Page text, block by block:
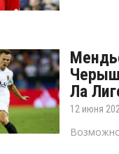
Ла
12 июня